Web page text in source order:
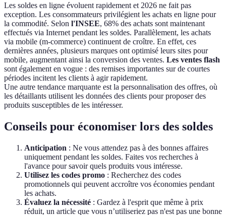
Les soldes en ligne évoluent rapidement et 2026 ne fait pas
exception. Les consommateurs privilégient les achats en ligne pour
la commodité. Selon l'INSEE, 68% des achats sont maintenant
effectués via Internet pendant les soldes. Parallèlement, les achats
via mobile (m-commerce) continuent de croître. En effet, ces
dernières années, plusieurs marques ont optimisé leurs sites pour
mobile, augmentant ainsi la conversion des ventes. Les ventes flash
sont également en vogue : des remises importantes sur de courtes
périodes incitent les clients à agir rapidement.
Une autre tendance marquante est la personnalisation des offres, où
les détaillants utilisent les données des clients pour proposer des
produits susceptibles de les intéresser.
Conseils pour économiser lors des soldes
Anticipation : Ne vous attendez pas à des bonnes affaires
uniquement pendant les soldes. Faites vos recherches à
l'avance pour savoir quels produits vous intéresse.
Utilisez les codes promo : Recherchez des codes
promotionnels qui peuvent accroître vos économies pendant
les achats.
Évaluez la nécessité : Gardez à l'esprit que même à prix
réduit, un article que vous n’utiliseriez pas n'est pas une bonne